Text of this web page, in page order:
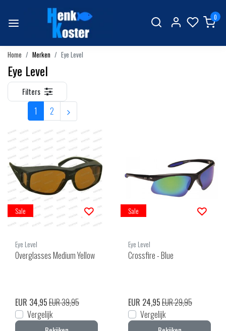
0
Home Merken Eye Level
Eye Level
Filters
1 2
Sale
Eye Level
Overglasses Medium Yellow
EUR 34,95EUR 39,95
Vergelijk
Sale
Eye Level
Crossfire - Blue
EUR 24,95EUR 29,95
Vergelijk